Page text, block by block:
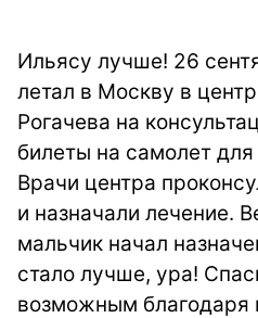
Ильясу лучше! 26
летал в Москву в
Рогачева на
билеты на самолет
Врачи центра
и назначали лечение.
мальчик начал
стало лучше, ура!
возможным благодаря